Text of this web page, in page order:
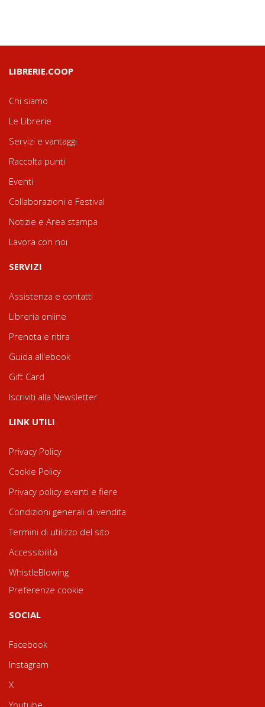
LIBRERIE.COOP
Chi siamo
Le Librerie
Servizi e vantaggi
Raccolta punti
Eventi
Collaborazioni e Festival
Notizie e Area stampa
Lavora con noi
SERVIZI
Assistenza e contatti
Libreria online
Prenota e ritira
Guida all'ebook
Gift Card
Iscriviti alla Newsletter
LINK UTILI
Privacy Policy
Cookie Policy
Privacy policy eventi e fiere
Condizioni generali di vendita
Termini di utilizzo del sito
Accessibilità
WhistleBlowing
Preferenze cookie
SOCIAL
Facebook
Instagram
X
Youtube